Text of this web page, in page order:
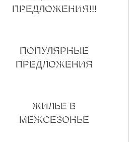
ПРЕДЛОЖЕНИЯ!!!
ПОПУЛЯРНЫЕ
ПРЕДЛОЖЕНИЯ
ЖИЛЬЕ В
МЕЖСЕЗОНЬЕ